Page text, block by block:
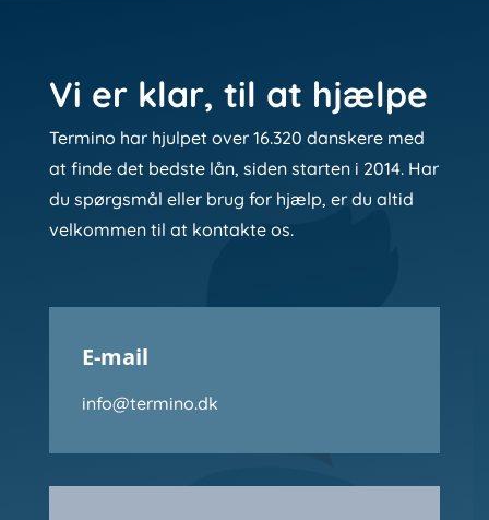
Vi er klar, til at hjælpe
Termino har hjulpet over 16.320 danskere med
at finde det bedste lån, siden starten i 2014. Har
du spørgsmål eller brug for hjælp, er du altid
velkommen til at kontakte os.
E-mail
info@termino.dk